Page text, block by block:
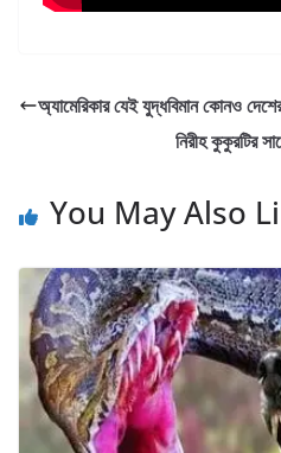
অ্যামেরিকার যেই যুদ্ধবিমান কোনও
নিরীহ কুকুরটির
You May Also